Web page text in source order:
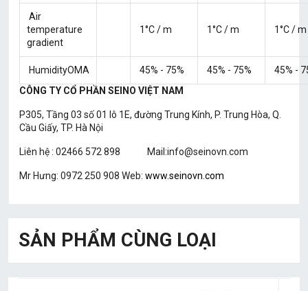
Air
temperature
gradient
1°C / m 1°C / m 1°C / m
HumidityOMA 45% - 75% 45% - 75%
45% -
CÔNG TY CỔ PHẦN SEINO VIỆT NAM
P305, Tầng 03 số 01 lô 1E, đường Trung Kính, P. Trung Hòa, Q.
Cầu Giấy, TP. Hà Nội
Liên hệ : 02466 572 898 Mail:info@seinovn.com
Mr Hưng: 0972 250 908 Web: www.seinovn.com
SẢN PHẨM CÙNG LOẠI